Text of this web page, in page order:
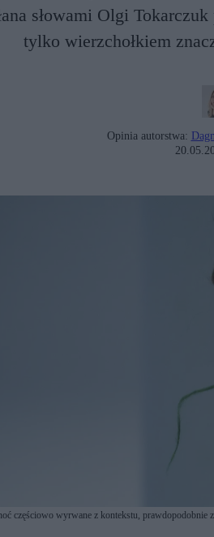
słowami Olgi
tylko wierzchołkiem
Opinia autorstwa:
częściowo wyrwane z kontekstu, prawdopodobnie